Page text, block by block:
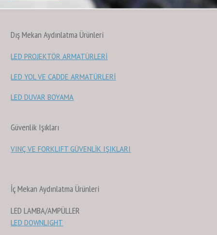
Dış Mekan Aydınlatma Ürünleri
LED PROJEKTÖR ARMATÜRLERİ
LED YOL VE CADDE ARMATÜRLERİ
LED DUVAR BOYAMA
Güvenlik Işıkları
VINÇ VE FORKLIFT GÜVENLİK IŞIKLARI
İç Mekan Aydınlatma Ürünleri
LED LAMBA/AMPÜLLER
LED DOWNLIGHT